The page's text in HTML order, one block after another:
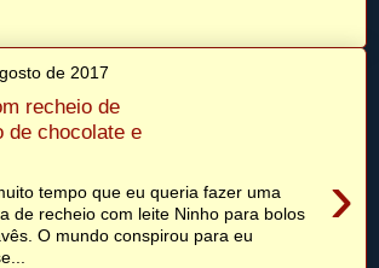
de 2017
recheio de
de chocolate e
›
tempo que eu queria fazer uma
de recheio com leite Ninho para bolos
O mundo conspirou para eu